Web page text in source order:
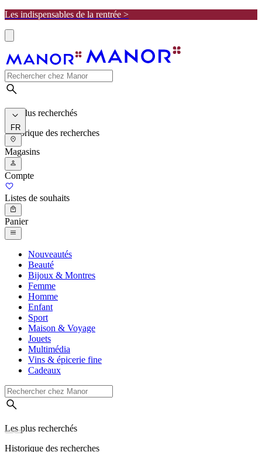
Les indispensables de la rentrée >
Les plus recherchés
Historique des recherches
FR
Magasins
Compte
Listes de souhaits
Panier
Nouveautés
Beauté
Bijoux & Montres
Femme
Homme
Enfant
Sport
Maison & Voyage
Jouets
Multimédia
Vins & épicerie fine
Cadeaux
Les plus recherchés
Historique des recherches